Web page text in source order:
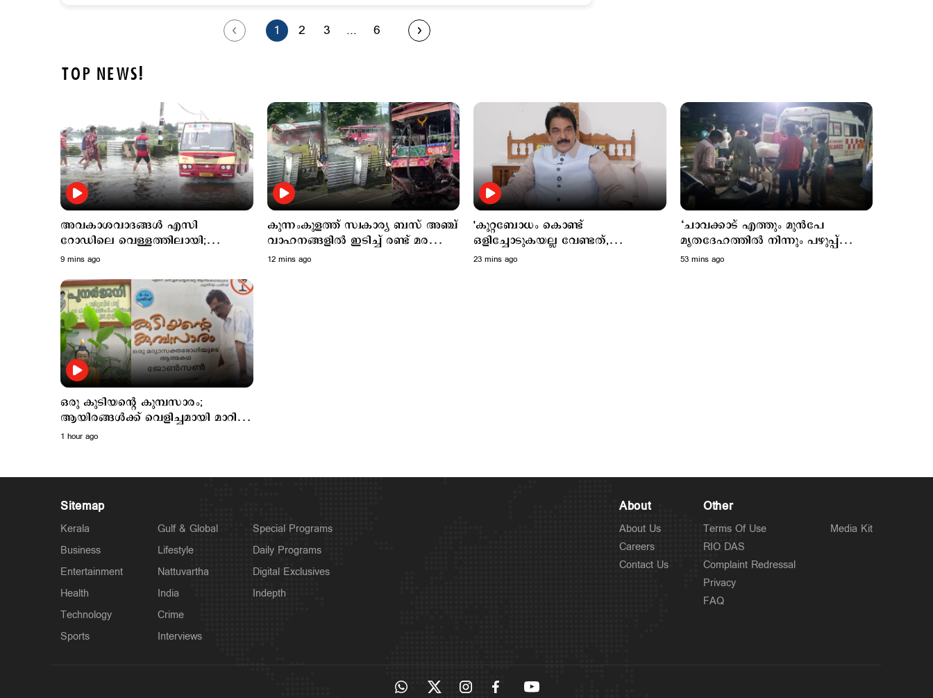
1 2 3 ... 6
Latest
കോടതിയിലെത്തണം;
അഭിമന്യു വധക്കേസില്‍
3 hours ago
ഐ.പി.ബിനുവിന് ജാമ്യം
TOP NEWS!
അവകാശവാദങ്ങൾ എസി
റോഡിലെ വെള്ളത്തിലായി;
കോടികള്‍ മുടക്കിയിട്ടും ആലപ്പുഴ-
9 mins ago
കുന്നംകുളത്ത് സ്വകാര്യ ബസ് അഞ്ച്
വാഹനങ്ങളിൽ ഇടിച്ച് രണ്ട് മരണം;
18 പേർക്ക് പരുക്ക്
12 mins ago
'കുറ്റബോധം കൊണ്ട്
ഒളിച്ചോടുകയല്ല വേണ്ടത്,
ഉത്തരവിട്ടത് താനാണെന്ന് അമിത്
23 mins ago
‘ചാവക്കാട് എത്തും മുന്‍പേ
മൃതദേഹത്തില്‍ നിന്നും പഴുപ്പ്
പുറത്തുവന്നു, പിന്നാലെ
53 mins ago
ഒരു കുടിയന്‍റെ കുമ്പസാരം;
ആയിരങ്ങള്‍ക്ക് വെളിച്ചമായി മാറിയ
പ്രഫ.ജോൺസ് മംഗലം തുടക്കമിട്ട
1 hour ago
Sitemap
Kerala
Business
Entertainment
Health
Technology
Sports
Gulf & Global
Lifestyle
Nattuvartha
India
Crime
Interviews
Special Programs
Daily Programs
Digital Exclusives
Indepth
About
About Us
Careers
Contact Us
Other
Terms Of Use
RIO DAS
Complaint Redressal
Privacy
FAQ
Media Kit